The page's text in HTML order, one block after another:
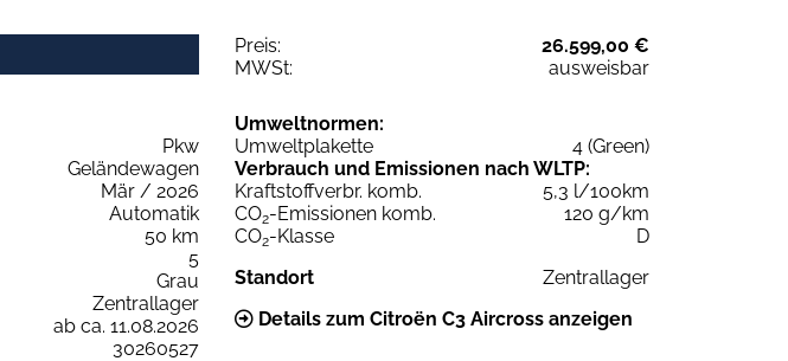
Preis:
26.599,00 €
MWSt:
ausweisbar
Pkw
Geländewagen
Mär / 2026
Automatik
50 km
5
Grau
Zentrallager
ab ca. 11.08.2026
30260527
Umweltnormen:
Umweltplakette
4 (Green)
Verbrauch und Emissionen nach WLTP:
Kraftstoffverbr. komb.
5,3 l/100km
CO2-Emissionen komb.
120 g/km
CO2-Klasse
D
Standort
Zentrallager
Details zum Citroën C3 Aircross anzeigen